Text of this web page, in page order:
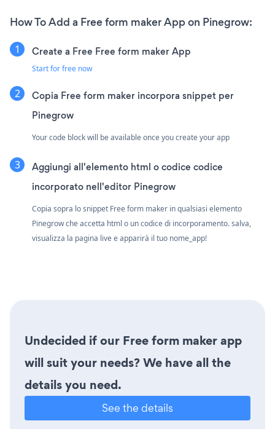
How To Add a Free form maker App on Pinegrow:
Create a Free Free form maker App
Start for free now
Copia Free form maker incorpora snippet per
Pinegrow
Your code block will be available once you create your app
Aggiungi all'elemento html o codice codice
incorporato nell'editor Pinegrow
Copia sopra lo snippet Free form maker in qualsiasi elemento
Pinegrow che accetta html o un codice di incorporamento. salva,
visualizza la pagina live e apparirà il tuo nome_app!
Undecided if our Free form maker app
will suit your needs? We have all the
details you need.
See the details